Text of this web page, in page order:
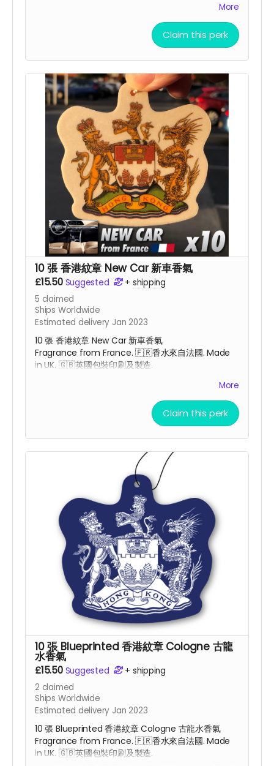
繩原產地來自杜拜，卡紙原產地來自瑞典，為配合全球
反獨裁，反中共的經濟大脫勾行動，本產品符合民主生
Car Air Freshener size : 80.0mm x 77.5mm
More
Claim this perk
10 張 香港紋章 New Car 新車香氣
£15.50 Suggested + shipping
5 claimed
Ships Worldwide
Estimated delivery Jan 2023
10 張 香港紋章 New Car 新車香氣
Fragrance from France.🇫🇷香水來自法國. Made
in UK. 🇬🇧英國包裝印刷及製造.
繩原產地來自杜拜，卡紙原產地來自瑞典，為配合全球
反獨裁，反中共的經濟大脫勾行動，本產品符合民主生
Car Air Freshener size : 80.0mm x 77.5mm
More
Claim this perk
10 張 Blueprinted 香港紋章 Cologne 古龍
水香氣
£15.50 Suggested + shipping
2 claimed
Ships Worldwide
Estimated delivery Jan 2023
10 張 Blueprinted 香港紋章 Cologne 古龍水香氣
Fragrance from France.🇫🇷香水來自法國. Made
in UK. 🇬🇧英國包裝印刷及製造.